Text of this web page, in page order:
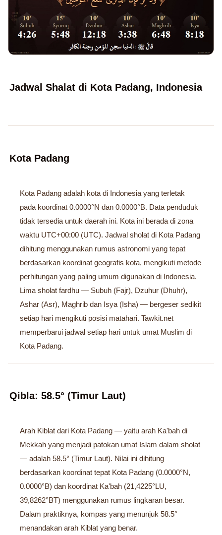
Jadwal Shalat di Kota Padang, Indonesia
Kota Padang
Kota Padang adalah kota di Indonesia yang terletak
pada koordinat 0.0000°N dan 0.0000°B. Data penduduk
tidak tersedia untuk daerah ini. Kota ini berada di zona
waktu UTC+00:00 (UTC). Jadwal sholat di Kota Padang
dihitung menggunakan rumus astronomi yang tepat
berdasarkan koordinat geografis kota, mengikuti metode
perhitungan yang paling umum digunakan di Indonesia.
Lima sholat fardhu — Subuh (Fajr), Dzuhur (Dhuhr),
Ashar (Asr), Maghrib dan Isya (Isha) — bergeser sedikit
setiap hari mengikuti posisi matahari. Tawkit.net
memperbarui jadwal setiap hari untuk umat Muslim di
Kota Padang.
Qibla: 58.5° (Timur Laut)
Arah Kiblat dari Kota Padang — yaitu arah Ka'bah di
Mekkah yang menjadi patokan umat Islam dalam sholat
— adalah 58.5° (Timur Laut). Nilai ini dihitung
berdasarkan koordinat tepat Kota Padang (0.0000°N,
0.0000°B) dan koordinat Ka'bah (21,4225°LU,
39,8262°BT) menggunakan rumus lingkaran besar.
Dalam praktiknya, kompas yang menunjuk 58.5°
menandakan arah Kiblat yang benar.